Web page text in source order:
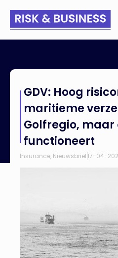
verzekeraars in de Golfregio,
GDV: Hoog
maritieme
Golfregio,
functioneert
Insurance, Nieuwsbrief17-04-